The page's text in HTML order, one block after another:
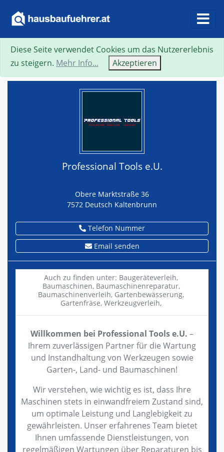
Suche Neue Suche Zurück
Professional Tools e.U.
Obere Marktstraße 36
7572 Deutsch Kaltenbrunn
Telefon Nummer
Email senden
Auch zu finden unter: Baugeräteverleih,
Baumaschinen, Baumaschinenreparatur,
Baumaschinenverleih, Gartenbewässerung,
Gartenfräse, Werkzeugverleih,
Willkommen bei Professional Tools e.U. –
Ihrem zuverlässigen Partner für die Wartung
und Instandhaltung von Werkzeugen sowie
Garten-, Land- und Baumaschinen!
Wir verstehen, wie wichtig es ist, dass Ihre
Maschinen stets in einwandfreiem Zustand sind,
um optimale Leistung und Langlebigkeit zu
gewährleisten. Unser erfahrenes Team bietet
Ihnen umfassende Dienstleistungen, von
regelmäßigen Wartungen über Reparaturen bis
Diese Seite verwendet Cookies um das Nutzererlebnis
zu steigern. Mehr Info... Akzeptieren